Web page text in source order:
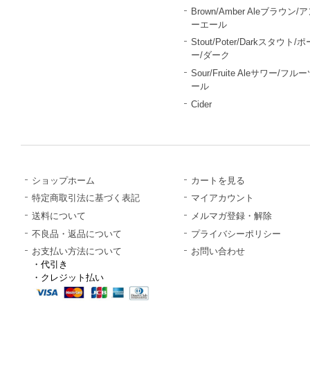
Brown/Amber Aleブラウン/ア
ーエール
Stout/Poter/Darkスタウト/ポ
ー/ダーク
Sour/Fruite Aleサワー/フルー
ール
Cider
ショップホーム
特定商取引法に基づく表記
送料について
不良品・返品について
お支払い方法について
・代引き
・クレジット払い
カートを見る
マイアカウント
メルマガ登録・解除
プライバシーポリシー
お問い合わせ